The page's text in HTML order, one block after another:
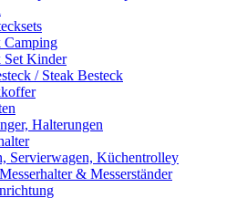
Camping
Set Kinder
/ Steak Besteck
Halterungen
Servierwagen, Küchentrolley
& Messerständer